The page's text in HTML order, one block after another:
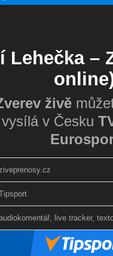
Lehečka –
živě
v Česku
live tracker,